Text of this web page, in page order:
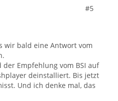
#5
wir bald eine Antwort vom
Empfehlung vom BSI auf
deinstalliert. Bis jetzt
Und ich denke mal, das